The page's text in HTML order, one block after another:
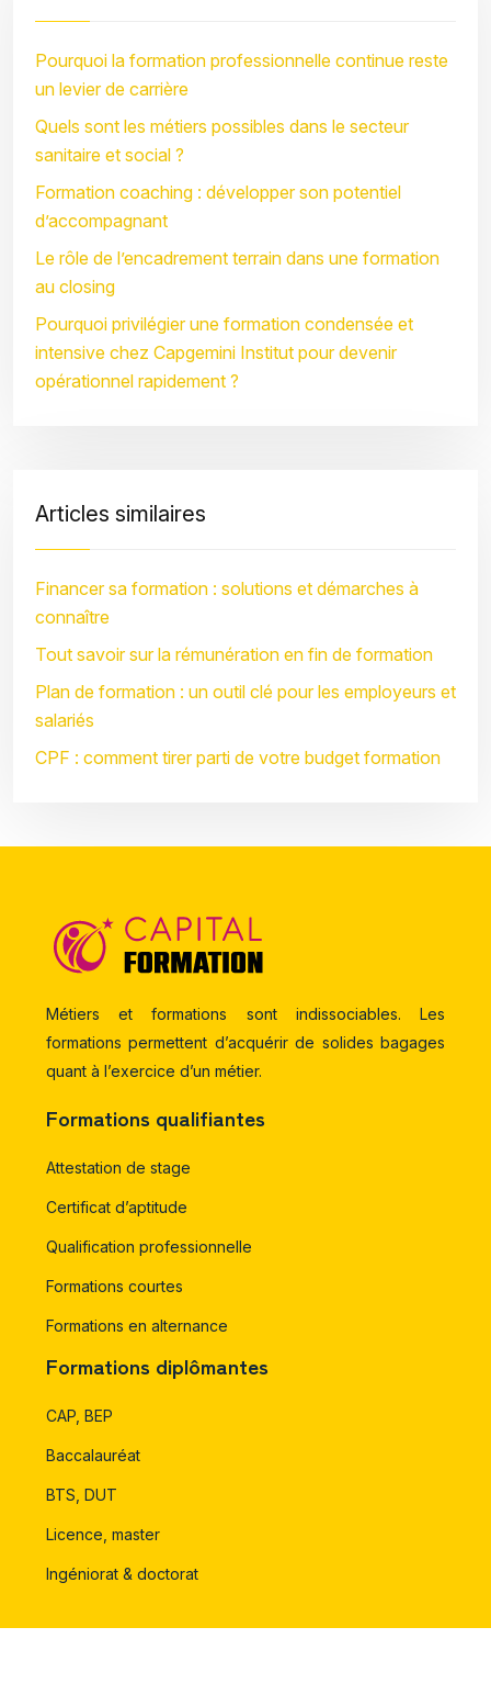
Pourquoi la formation professionnelle continue reste
un levier de carrière
Quels sont les métiers possibles dans le secteur
sanitaire et social ?
Formation coaching : développer son potentiel
d’accompagnant
Le rôle de l’encadrement terrain dans une formation
au closing
Pourquoi privilégier une formation condensée et
intensive chez Capgemini Institut pour devenir
opérationnel rapidement ?
Articles similaires
Financer sa formation : solutions et démarches à
connaître
Tout savoir sur la rémunération en fin de formation
Plan de formation : un outil clé pour les employeurs et
salariés
CPF : comment tirer parti de votre budget formation
Métiers et formations sont indissociables. Les
formations permettent d’acquérir de solides bagages
quant à l’exercice d’un métier.
Formations qualifiantes
Attestation de stage
Certificat d’aptitude
Qualification professionnelle
Formations courtes
Formations en alternance
Formations diplômantes
CAP, BEP
Baccalauréat
BTS, DUT
Licence, master
Ingéniorat & doctorat